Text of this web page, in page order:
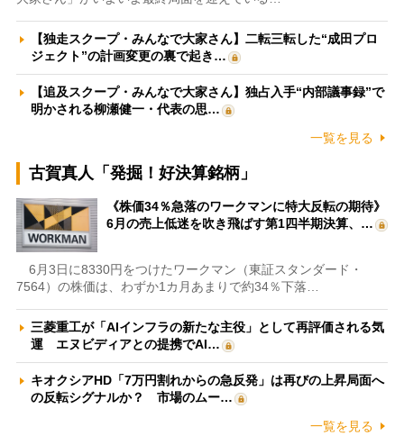
【独走スクープ・みんなで大家さん】二転三転した“成田プロ
ジェクト”の計画変更の裏で起き…
【追及スクープ・みんなで大家さん】独占入手“内部議事録”で
明かされる柳瀬健一・代表の思…
一覧を見る
古賀真人「発掘！好決算銘柄」
《株価34％急落のワークマンに特大反転の期待》
6月の売上低迷を吹き飛ばす第1四半期決算、…
6月3日に8330円をつけたワークマン（東証スタンダード・
7564）の株価は、わずか1カ月あまりで約34％下落…
三菱重工が「AIインフラの新たな主役」として再評価される気
運 エヌビディアとの提携でAI…
キオクシアHD「7万円割れからの急反発」は再びの上昇局面へ
の反転シグナルか？ 市場のムー…
一覧を見る